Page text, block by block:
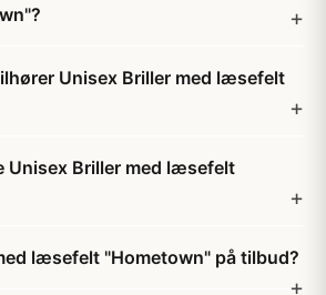
Unisex Briller med læsefelt
Unisex Briller med læsefelt
læsefelt "Hometown" på tilbud?